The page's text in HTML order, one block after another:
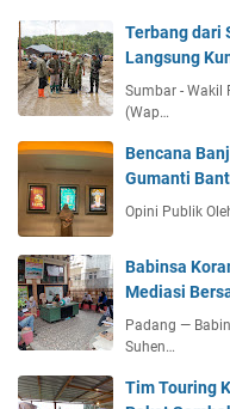
Terbang dari
Langsung
Sumbar - Wakil
(Wap…
Bencana
Gumanti
Opini Publik
Babinsa
Mediasi
Padang —
Suhen…
Tim Touring